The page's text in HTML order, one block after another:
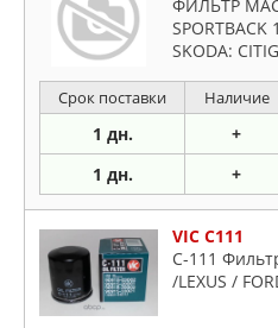
ФИЛЬТР
SPORTBACK
SKODA:
Срок поставки Наличие
1 дн. +
1 дн. +
VIC C111
C-111
/LEXUS /